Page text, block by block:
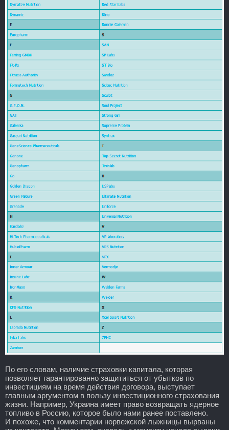
По его словам, наличие страховки капитала, которая
позволяет гарантированно защититься от убытков по
инвестициям на время действия договора, выступает
главным аргументом в пользу инвестиционного страхования
жизни. Например, Украина имеет право возвращать ядерное
топливо в Россию, которое было нами ранее поставлено.
И похоже, что комментарии норвежской лыжницы вырваны